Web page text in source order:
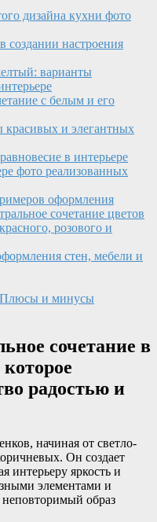
дизайна кухни фото
создании настроения
варианты
с белым и его
и элегантных
в интерьере
фото реализованных
оформления
сочетание цветов
розового и
стен, мебели и
и минусы
сочетание в
радостью и
начиная от светло-
Он создает
интерьеру яркость и
элементами и
образ